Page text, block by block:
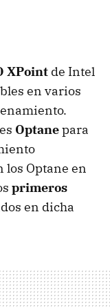
XPoint de Intel
en varios
Optanepara
los Optane en
primeros
en dicha